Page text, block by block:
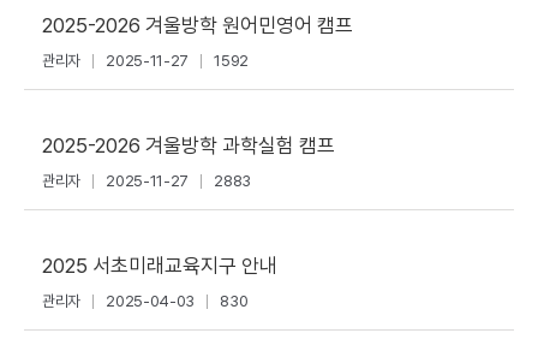
2025-2026 겨울방학 원어민영어 캠프
관리자 2025-11-27 1592
2025-2026 겨울방학 과학실험 캠프
관리자 2025-11-27 2883
2025 서초미래교육지구 안내
관리자 2025-04-03 830